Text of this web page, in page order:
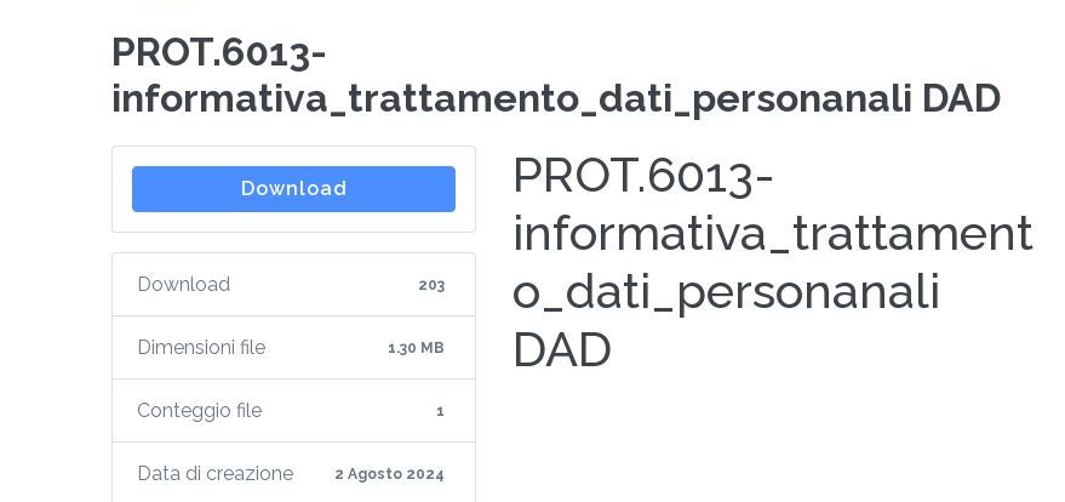
PROT.6013-
informativa_trattamento_dati_personanali DAD
Download
Download 203
Dimensioni file 1.30 MB
Conteggio file 1
Data di creazione 2 Agosto 2024
PROT.6013-
informativa_trattament
o_dati_personanali
DAD